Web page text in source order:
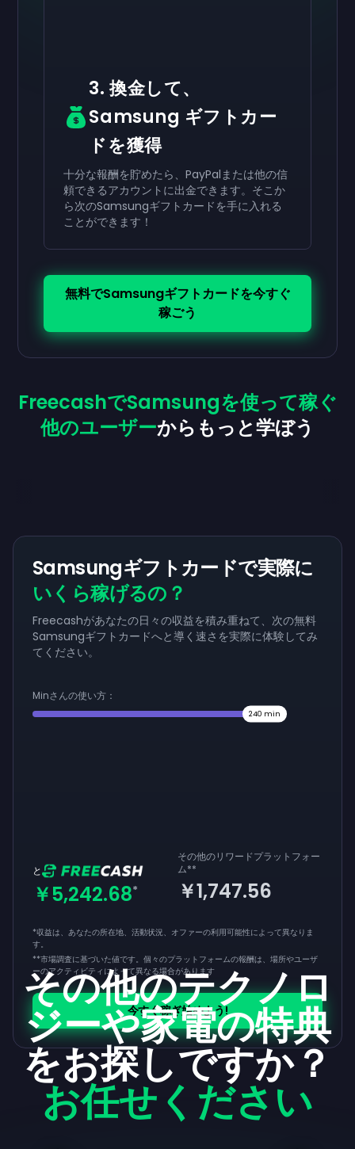
3. 換金して、
Samsung ギフトカー
ドを獲得
十分な報酬を貯めたら、PayPalまたは他の信
頼できるアカウントに出金できます。そこか
ら次のSamsungギフトカードを手に入れる
ことができます！
無料でSamsungギフトカードを今すぐ
稼ごう
FreecashでSamsungを使って稼ぐ
他のユーザーからもっと学ぼう
Samsungギフトカードで実際に
いくら稼げるの？
Freecashがあなたの日々の収益を積み重ねて、次の無料
Samsungギフトカードへと導く速さを実際に体験してみ
てください。
Minさんの使い方：
240 min
と
￥5,242.68*
その他のリワードプラットフォー
ム**
￥1,747.56
*収益は、あなたの所在地、活動状況、オファーの利用可能性によって異なりま
す。
**市場調査に基づいた値です。個々のプラットフォームの報酬は、場所やユーザ
ーのアクティビティによって異なる場合があります
今すぐ稼ぎ始めよう!
その他のテクノロ
ジーや家電の特典
をお探しですか？
お任せください